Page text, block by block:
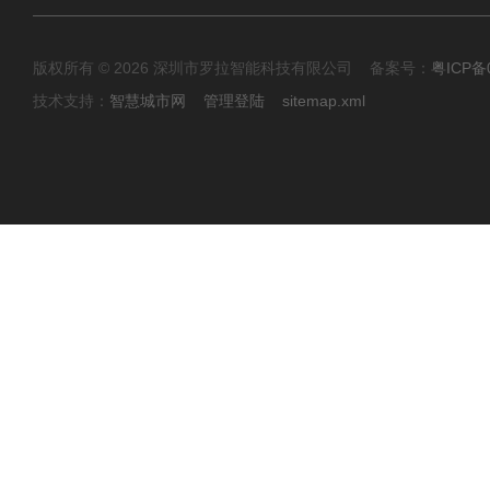
版权所有 © 2026 深圳市罗拉智能科技有限公司 备案号： 粤ICP
技术支持： 智慧城市网 管理登陆 sitemap.xml